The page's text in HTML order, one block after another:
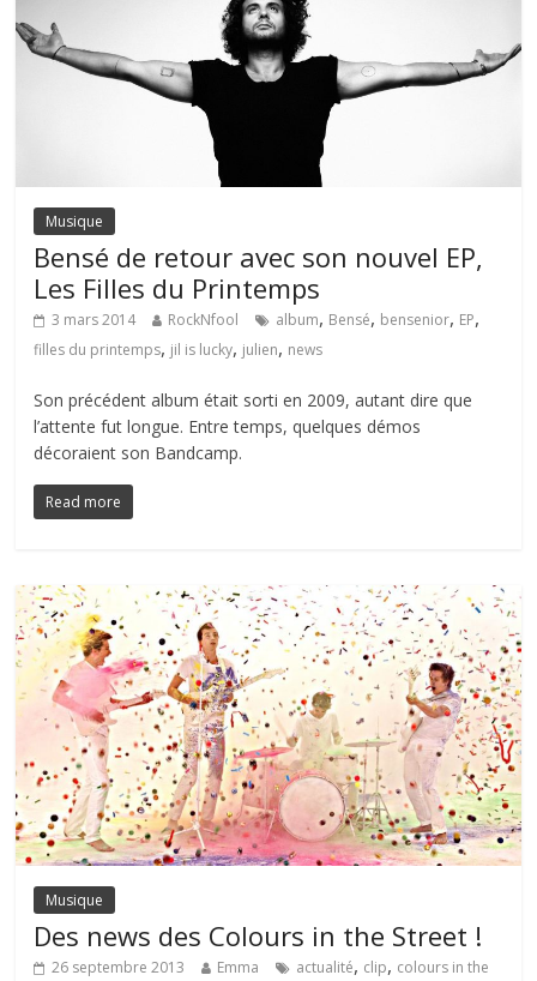
Musique
Bensé de retour avec son nouvel EP,
Les Filles du Printemps
3 mars 2014 RockNfool album, Bensé, bensenior, EP,
filles du printemps, jil is lucky, julien, news
Son précédent album était sorti en 2009, autant dire que
l’attente fut longue. Entre temps, quelques démos
décoraient son Bandcamp.
Read more
Musique
Des news des Colours in the Street !
26 septembre 2013 Emma actualité, clip, colours in the